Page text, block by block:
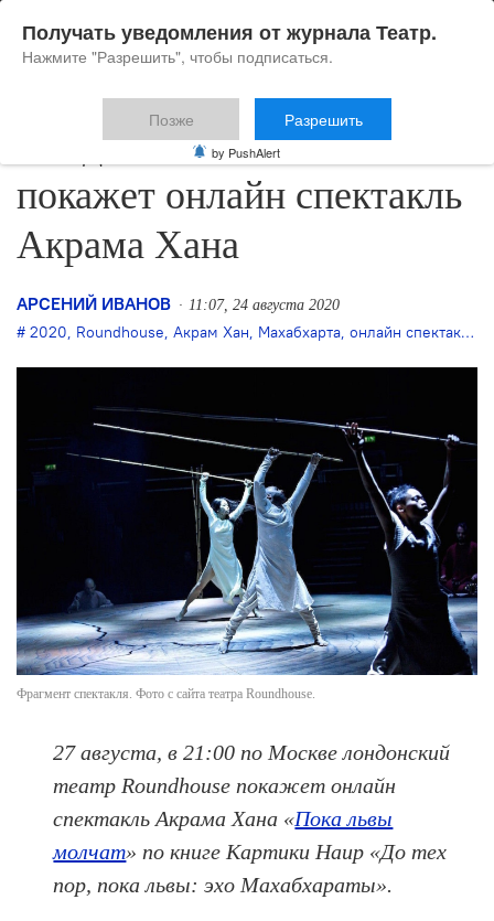
Лондонский Roundhouse
покажет онлайн спектакль
Акрама Хана
АРСЕНИЙ ИВАНОВ 11:07, 24 августа 2020
2020, Roundhouse, Акрам Хан, Махабхарта, онлайн спектакли
Фрагмент спектакля. Фото с сайта театра Roundhouse.
27 августа, в 21:00 по Москве лондонский
театр Roundhouse покажет онлайн
спектакль Акрама Хана «Пока львы
молчат» по книге Картики Наир «До тех
пор, пока львы: эхо Махабхараты».
Получать уведомления от журнала Театр.
Нажмите "Разрешить", чтобы подписаться.
Позже Разрешить
by PushAlert